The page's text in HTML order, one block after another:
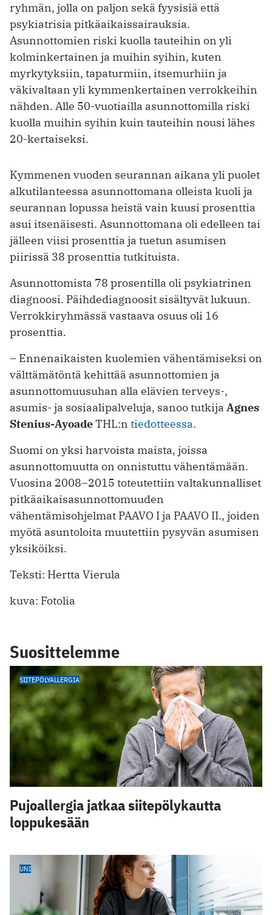
ryhmän, jolla on paljon sekä fyysisiä että
psykiatrisia pitkäaikaissairauksia.
Asunnottomien riski kuolla tauteihin on yli
kolminkertainen ja muihin syihin, kuten
myrkytyksiin, tapaturmiin, itsemurhiin ja
väkivaltaan yli kymmenkertainen verrokkeihin
nähden. Alle 50-vuotiailla asunnottomilla riski
kuolla muihin syihin kuin tauteihin nousi lähes
20-kertaiseksi.
Kymmenen vuoden seurannan aikana yli puolet
alkutilanteessa asunnottomana olleista kuoli ja
seurannan lopussa heistä vain kuusi prosenttia
asui itsenäisesti. Asunnottomana oli edelleen tai
jälleen viisi prosenttia ja tuetun asumisen
piirissä 38 prosenttia tutkituista.
Asunnottomista 78 prosentilla oli psykiatrinen
diagnoosi. Päihdediagnoosit sisältyvät lukuun.
Verrokkiryhmässä vastaava osuus oli 16
prosenttia.
– Ennenaikaisten kuolemien vähentämiseksi on
välttämätöntä kehittää asunnottomien ja
asunnottomuusuhan alla elävien terveys-,
asumis- ja sosiaalipalveluja, sanoo tutkija Agnes
Stenius-AyoadeTHL:n tiedotteessa.
Suomi on yksi harvoista maista, joissa
asunnottomuutta on onnistuttu vähentämään.
Vuosina 2008–2015 toteutettiin valtakunnalliset
pitkäaikaisasunnottomuuden
vähentämisohjelmat PAAVO I ja PAAVO II., joiden
myötä asuntoloita muutettiin pysyvän asumisen
yksiköiksi.
Teksti: Hertta Vierula
kuva: Fotolia
Suosittelemme
SIITEPÖLYALLERGIA
Pujoallergia jatkaa siitepölykautta
loppukesään
UNI